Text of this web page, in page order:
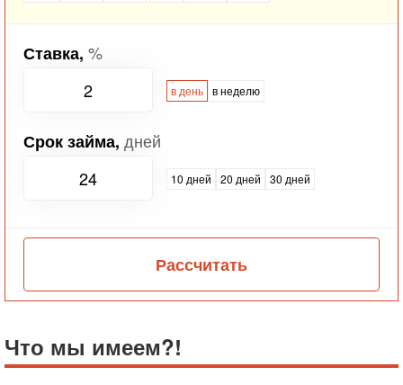
Ставка, %
в день в неделю
Срок займа, дней
10 дней 20 дней 30 дней
Рассчитать
Что мы имеем?!